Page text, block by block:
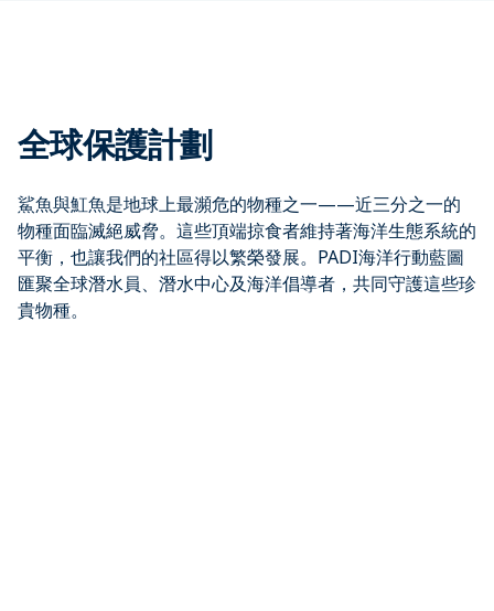
全球保護計劃
鯊魚與魟魚是地球上最瀕危的物種之一——近三分之一的
物種面臨滅絕威脅。這些頂端掠食者維持著海洋生態系統的
平衡，也讓我們的社區得以繁榮發展。PADI海洋行動藍圖
匯聚全球潛水員、潛水中心及海洋倡導者，共同守護這些珍
貴物種。